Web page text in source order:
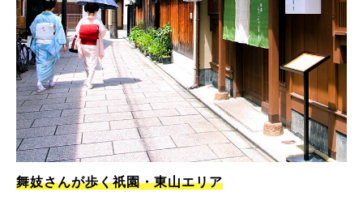
舞妓さんが歩く祇園・東山エリア